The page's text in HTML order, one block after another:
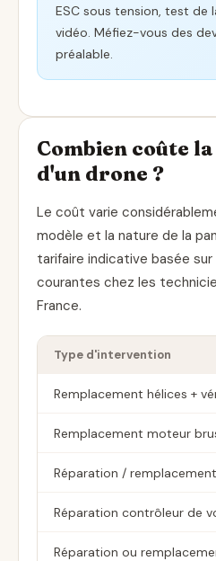
ESC sous tension, test de
vidéo. Méfiez-vous des
préalable.
Combien coûte
d'un drone ?
Le coût varie
modèle et la nature de la
tarifaire indicative basée
courantes chez les
France.
Type d'intervention
Remplacement hélices +
Remplacement moteur
Réparation /
Réparation contrôleur de
Réparation ou